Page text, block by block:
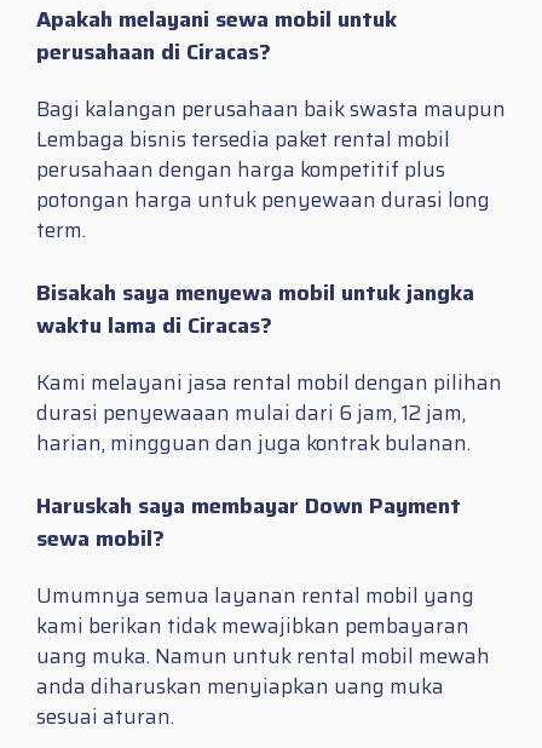
Apakah melayani sewa mobil untuk
perusahaan di Ciracas?
Bagi kalangan perusahaan baik swasta maupun
Lembaga bisnis tersedia paket rental mobil
perusahaan dengan harga kompetitif plus
potongan harga untuk penyewaan durasi long
term.
Bisakah saya menyewa mobil untuk jangka
waktu lama di Ciracas?
Kami melayani jasa rental mobil dengan pilihan
durasi penyewaaan mulai dari 6 jam, 12 jam,
harian, mingguan dan juga kontrak bulanan.
Haruskah saya membayar Down Payment
sewa mobil?
Umumnya semua layanan rental mobil yang
kami berikan tidak mewajibkan pembayaran
uang muka. Namun untuk rental mobil mewah
anda diharuskan menyiapkan uang muka
sesuai aturan.